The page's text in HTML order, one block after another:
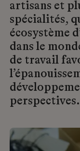
artisans et
spécialités,
écosystème
dans le
de travail
perspectives.